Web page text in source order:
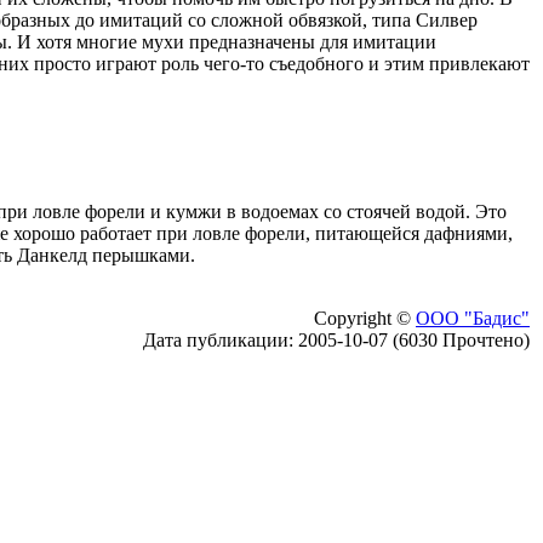
до имитаций со сложной обвязкой, типа Силвер
И хотя многие мухи предназначены для имитации
просто играют роль чего-то съедобного и этим привлекают
ловле форели и кумжи в водоемах со стоячей водой. Это
работает при ловле форели, питающейся дафниями,
Данкелд перышками.
Copyright © ООО "Бадис"
Дата публикации: 2005-10-07 (6030 Прочтено)